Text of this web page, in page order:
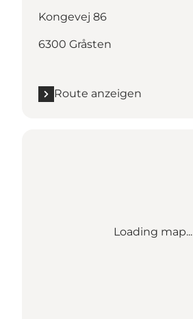
Kongevej 86
6300 Gråsten
Route anzeigen
Loading map...